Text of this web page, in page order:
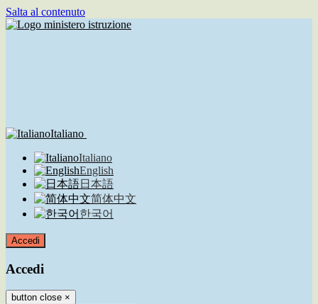
Salta al contenuto
Italiano
Italiano
English
日本語
简体中文
한국어
Accedi
Accedi
button close ×